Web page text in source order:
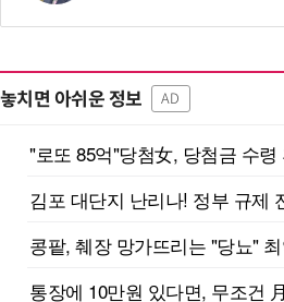
놓치면 아쉬운 정보 AD